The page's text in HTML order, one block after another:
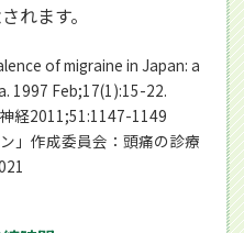
れます。
of migraine in Japan: a
1997 Feb;17(1):15-22.
経2011;51:1147-1149
」作成委員会：頭痛の診療